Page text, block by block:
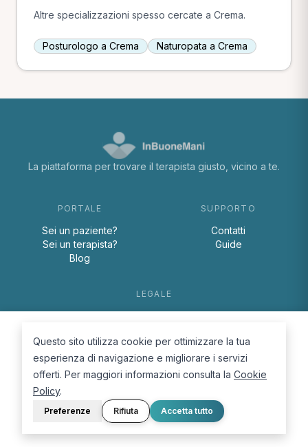
Altre specializzazioni spesso cercate a Crema.
Posturologo a Crema Naturopata a Crema
La piattaforma per trovare il terapista giusto, vicino a te.
PORTALE
Sei un paziente?
Sei un terapista?
Blog
SUPPORTO
Contatti
Guide
LEGALE
Cookie Policy
© 2026 D.Lab S.r.l. — InBuoneMani
Questo sito utilizza cookie per ottimizzare la tua
esperienza di navigazione e migliorare i servizi
offerti. Per maggiori informazioni consulta la Cookie
Policy.
Preferenze Rifiuta Accetta tutto